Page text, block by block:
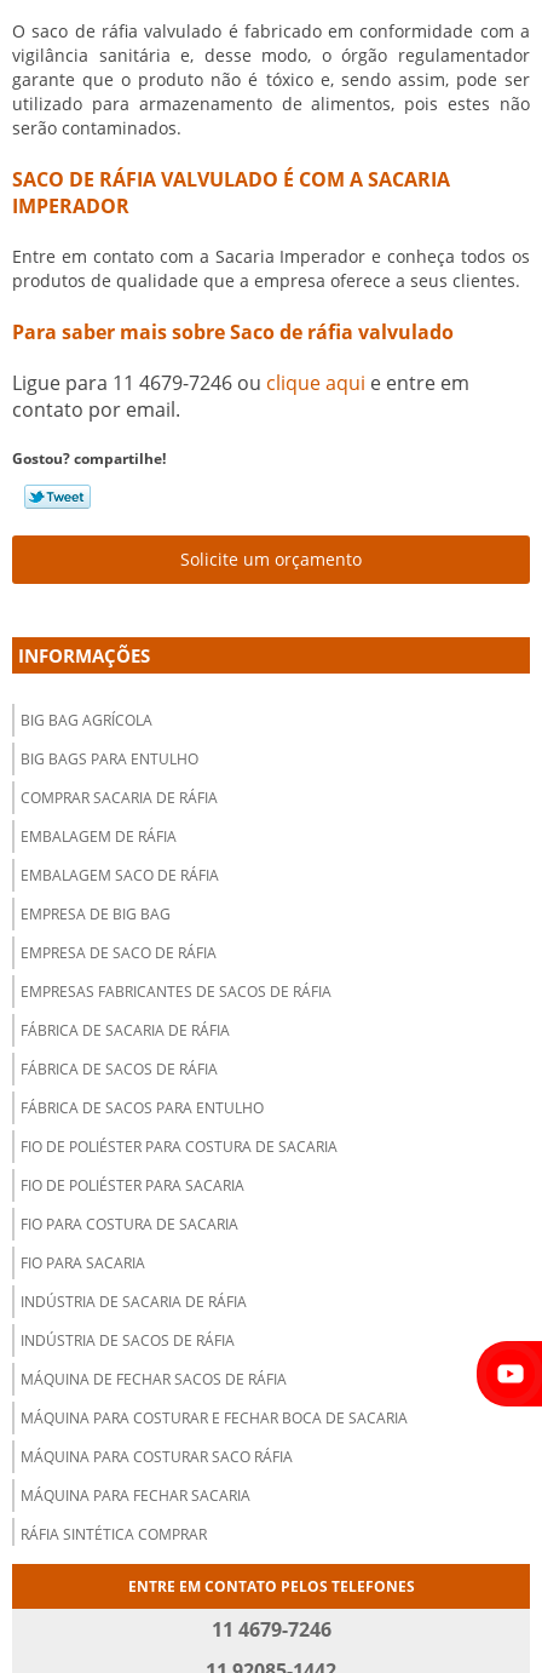
Osaco de ráfia valvulado é fabricado em conformidade com a
vigilância sanitária e, desse modo, o órgão regulamentador
garante que o produto não é tóxico e, sendo assim, pode ser
utilizado para armazenamento de alimentos, pois estes não
serão contaminados.
SACO DE RÁFIA VALVULADO É COM A SACARIA
IMPERADOR
Entre em contato com a Sacaria Imperador e conheça todos os
produtos de qualidade que a empresa oferece a seus clientes.
Para saber mais sobre Saco de ráfia valvulado
Ligue para 11 4679-7246 ou clique aqui e entre em
contato por email.
Gostou? compartilhe!
Solicite um orçamento
INFORMAÇÕES
BIG BAG AGRÍCOLA
BIG BAGS PARA ENTULHO
COMPRAR SACARIA DE RÁFIA
EMBALAGEM DE RÁFIA
EMBALAGEM SACO DE RÁFIA
EMPRESA DE BIG BAG
EMPRESA DE SACO DE RÁFIA
EMPRESAS FABRICANTES DE SACOS DE RÁFIA
FÁBRICA DE SACARIA DE RÁFIA
FÁBRICA DE SACOS DE RÁFIA
FÁBRICA DE SACOS PARA ENTULHO
FIO DE POLIÉSTER PARA COSTURA DE SACARIA
FIO DE POLIÉSTER PARA SACARIA
FIO PARA COSTURA DE SACARIA
FIO PARA SACARIA
INDÚSTRIA DE SACARIA DE RÁFIA
INDÚSTRIA DE SACOS DE RÁFIA
MÁQUINA DE FECHAR SACOS DE RÁFIA
MÁQUINA PARA COSTURAR E FECHAR BOCA DE SACARIA
MÁQUINA PARA COSTURAR SACO RÁFIA
MÁQUINA PARA FECHAR SACARIA
RÁFIA SINTÉTICA COMPRAR
SACARIA DE RÁFIA
ENTRE EM CONTATO PELOS TELEFONES
11 4679-7246